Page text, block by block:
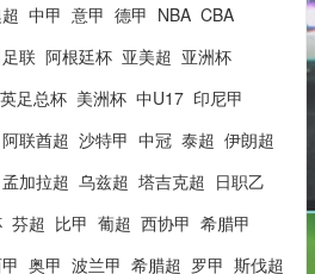
中甲 意甲 德甲 NBA CBA
联 阿根廷杯 亚美超 亚洲杯
英足总杯 美洲杯 中U17 印尼甲
阿联酋超 沙特甲 中冠 泰超 伊朗超
孟加拉超 乌兹超 塔吉克超 日职乙
芬超 比甲 葡超 西协甲 希腊甲
奥甲 波兰甲 希腊超 罗甲 斯伐超